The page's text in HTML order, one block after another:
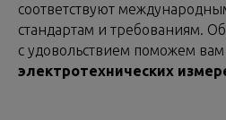
соответствуют
стандартам и требованиям.
с удовольствием поможем
электротехнических